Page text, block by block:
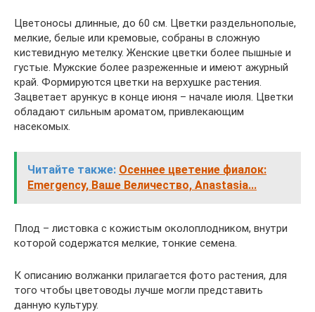
Цветоносы длинные, до 60 см. Цветки раздельнополые,
мелкие, белые или кремовые, собраны в сложную
кистевидную метелку. Женские цветки более пышные и
густые. Мужские более разреженные и имеют ажурный
край. Формируются цветки на верхушке растения.
Зацветает арункус в конце июня – начале июля. Цветки
обладают сильным ароматом, привлекающим
насекомых.
Читайте также: Осеннее цветение фиалок:
Emergency, Ваше Величество, Anastasia...
Плод – листовка с кожистым околоплодником, внутри
которой содержатся мелкие, тонкие семена.
К описанию волжанки прилагается фото растения, для
того чтобы цветоводы лучше могли представить
данную культуру.